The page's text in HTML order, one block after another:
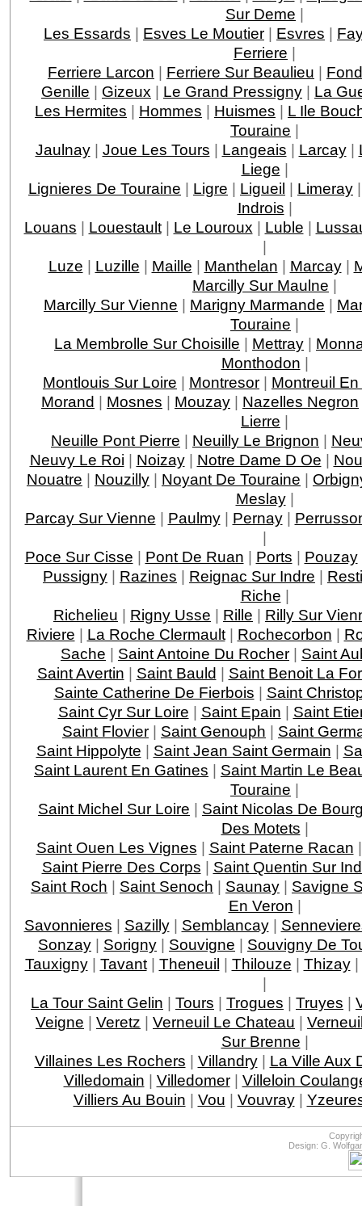
Sur Deme |
Les Essards | Esves Le Moutier | Esvres |
Ferriere |
Ferriere Larcon | Ferriere Sur Beaulieu |
Genille | Gizeux | Le Grand Pressigny | La
Les Hermites | Hommes | Huismes | L Ile
Touraine |
Jaulnay| Joue Les Tours | Langeais | Larcay|
Liege |
Lignieres De Touraine | Ligre | Ligueil | Limeray
Indrois |
Louans | Louestault| Le Louroux | Luble |
|
Luze | Luzille | Maille | Manthelan | Marcay|
Marcilly Sur Maulne |
Marcilly Sur Vienne | Marigny Marmande |
Touraine |
La Membrolle Sur Choisille | Mettray |
Monthodon |
Montlouis Sur Loire | Montresor | Montreuil
Morand | Mosnes | Mouzay | Nazelles Negron
Lierre |
Neuille Pont Pierre | Neuilly Le Brignon |
Neuvy Le Roi | Noizay| Notre Dame D Oe |
Nouatre | Nouzilly | Noyant De Touraine |
Meslay|
Parcay Sur Vienne | Paulmy| Pernay|
|
Poce Sur Cisse | Pont De Ruan | Ports | Pouzay
Pussigny | Razines | Reignac Sur Indre |
Riche |
Richelieu | Rigny Usse | Rille | Rilly Sur
Riviere | La Roche Clermault| Rochecorbon |
Sache | Saint Antoine Du Rocher | Saint
Saint Avertin | Saint Bauld | Saint Benoit La
Sainte Catherine De Fierbois | Saint
Saint Cyr Sur Loire | Saint Epain | Saint
Saint Flovier | Saint Genouph | Saint
Saint Hippolyte | Saint Jean Saint Germain |
Saint Laurent En Gatines | Saint Martin Le
Touraine |
Saint Michel Sur Loire | Saint Nicolas De
Des Motets |
Saint Ouen Les Vignes | Saint Paterne Racan
Saint Pierre Des Corps | Saint Quentin Sur
Saint Roch | Saint Senoch | Saunay | Savigne
En Veron |
Savonnieres | Sazilly| Semblancay|
Sonzay | Sorigny | Souvigne | Souvigny De
Tauxigny| Tavant| Theneuil | Thilouze | Thizay|
|
La Tour Saint Gelin | Tours | Trogues | Truyes |
Veigne | Veretz | Verneuil Le Chateau |
Sur Brenne |
Villaines Les Rochers | Villandry| La Ville Aux
Villedomain | Villedomer| Villeloin
Villiers Au Bouin | Vou | Vouvray|
Design: G.